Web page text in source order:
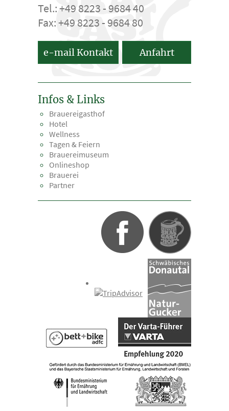
Tel.: +49 8223 - 9684 40
Fax: +49 8223 - 9684 80
e-mail Kontakt Anfahrt
Infos & Links
Brauereigasthof
Hotel
Wellness
Tagen & Feiern
Brauereimuseum
Onlineshop
Brauerei
Partner